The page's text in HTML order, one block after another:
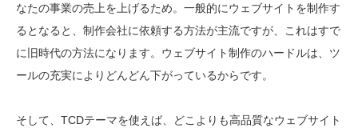
なたの事業の売上を上げるため。一般的にウェブサイトを制作す
るとなると、制作会社に依頼する方法が主流ですが、これはすで
に旧時代の方法になります。ウェブサイト制作のハードルは、ツ
ールの充実によりどんどん下がっているからです。
そして、TCDテーマを使えば、どこよりも高品質なウェブサイト